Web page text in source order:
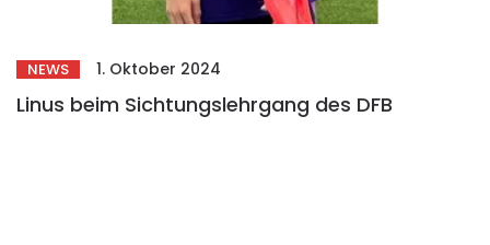
NEWS 1. Oktober 2024
Linus beim Sichtungslehrgang des DFB